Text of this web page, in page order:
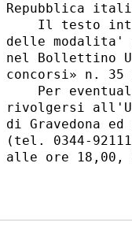
Repubblica
Il testo
delle modalita'
nel Bollettino
concorsi» n. 35
Per
rivolgersi
di Gravedona
(tel. 0344-
alle ore